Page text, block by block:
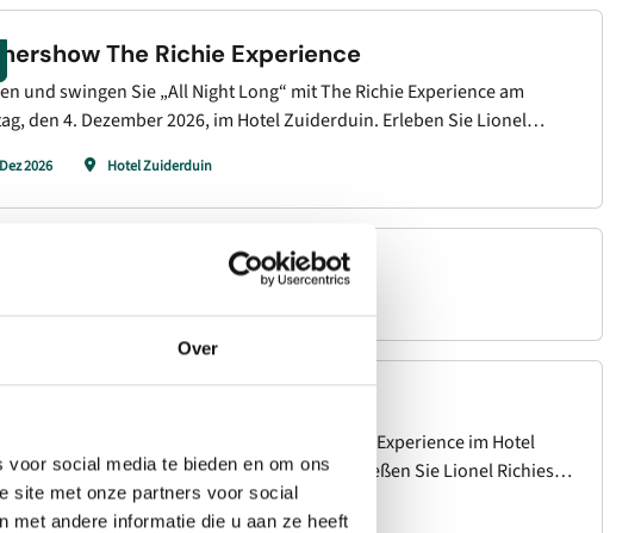
Over
social media te bieden en om ons
site met onze partners voor social
met andere informatie die u aan ze heeft
The Richie Experience
und swingen Sie „All Night Long“ mit The Richie Experience am
den 4. Dezember 2026, im Hotel Zuiderduin. Erleben Sie Lionel
Experience, bekannt aus der TV-Show „The Tribute – Battle of the
The Richie Experience: „Für uns dreht sich alles um das Erlebnis.
bringen Ihnen nicht nur die Musik, sondern auch die Atmosphäre,
und Seele von Lionel Richie.“
2026 Hotel Zuiderduin
Samstag, den 5. Dezember 2026, tritt The Richie Experience im Hotel
im Rahmen einer Dinnershow auf. Genießen Sie Lionel Richies
Hits – von „All Night Long“ und „Hello“ bis hin zu gefühlvollen
2026 Hotel Zuiderduin